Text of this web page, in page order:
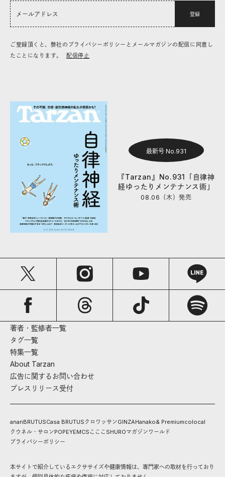
登録
ご登録頂くと、弊社のプライバシーポリシーとメールマガジンの配信に同意し
たことになります。
配信停止
最新号 No.931
『Tarzan』No.931「自律神
経ゆったりメンテナンス術」
08.06（木）発売
著者・監修者一覧
タグ一覧
特集一覧
About Tarzan
広告に関するお問い合わせ
プレスリリース受付
ananBRUTUSCasa BRUTUS クロワッサンGINZAHanako& Premiumcolocal
クウネル・サロンPOPEYEMCS こここ SHUROマガジンワールド
プライバシーポリシー
本サイトで紹介しているエクササイズや健康情報は、専門家への取材を行っており